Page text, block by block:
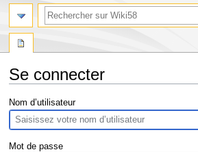
Se connecter
Aller
à
la
navigation
Aller
à
la
recherche
Nom d’utilisateur
Mot de passe